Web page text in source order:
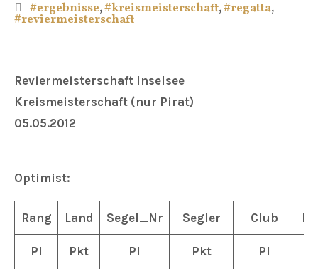
#ergebnisse,#kreismeisterschaft,#regatta,
#reviermeisterschaft
Reviermeisterschaft Inselsee
Kreismeisterschaft (nur Pirat)
05.05.2012
Optimist:
Rang Land Segel_Nr Segler Club
Pl Pkt Pl Pkt Pl